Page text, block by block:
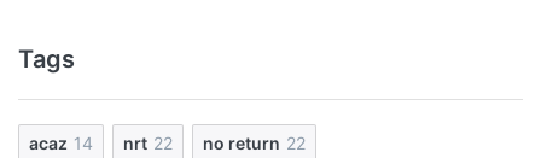
Tags
acaz 14 nrt 22 no return 22